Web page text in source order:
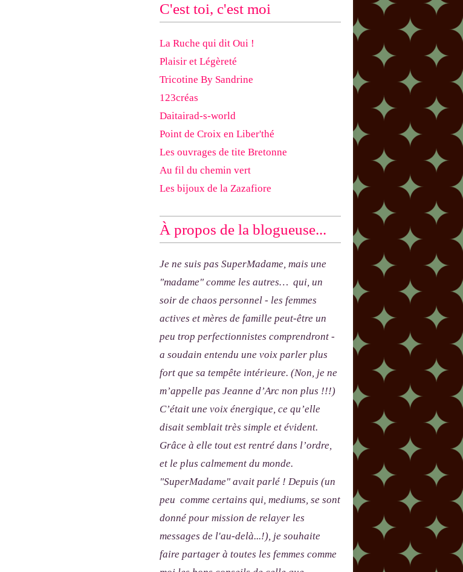
C'est toi, c'est moi
La Ruche qui dit Oui !
Plaisir et Légèreté
Tricotine By Sandrine
123créas
Daitairad-s-world
Point de Croix en Liber'thé
Les ouvrages de tite Bretonne
Au fil du chemin vert
Les bijoux de la Zazafiore
À propos de la blogueuse...
Je ne suis pas SuperMadame, mais une
"madame" comme les autres… qui, un
soir de chaos personnel - les femmes
actives et mères de famille peut-être un
peu trop perfectionnistes comprendront -
a soudain entendu une voix parler plus
fort que sa tempête intérieure. (Non, je ne
m’appelle pas Jeanne d’Arc non plus !!!)
C’était une voix énergique, ce qu’elle
disait semblait très simple et évident.
Grâce à elle tout est rentré dans l’ordre,
et le plus calmement du monde.
"SuperMadame" avait parlé ! Depuis (un
peu comme certains qui, mediums, se sont
donné pour mission de relayer les
messages de l'au-delà...!), je souhaite
faire partager à toutes les femmes comme